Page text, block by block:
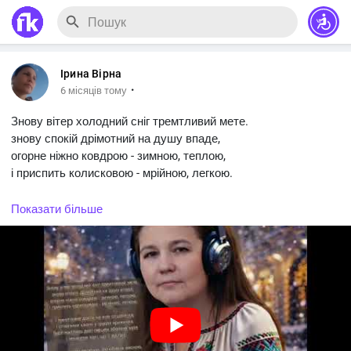
Ірина Вірна
6 місяців тому ·
Знову вітер холодний сніг тремтливий мете.
знову спокій дрімотний на душу впаде,
огорне ніжно ковдрою - зимною, теплою,
і приспить колисковою - мрійною, легкою.
І тремтітиме довго на віях сльозинка,
і співатиме кволо у грудях крижинка.
Буде жалітись долі серцем зболена мрія
і чекатиме волі, що її відігріє.
Та промінням веселим, залюблена весною,
воля проліском першим і кригою скреслою
відцвіте, відструмує і зникне безслідно.
Лише серце відчує себе мрійно-квітно.
Показати більше